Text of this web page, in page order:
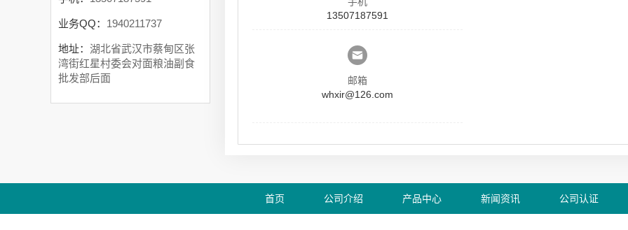
业务QQ： 1940211737
地址： 湖北省武汉市蔡甸区张
湾街红星村委会对面粮油副食
批发部后面
13507187591
邮箱
whxir@126.com
首页 公司介绍 产品中心 新闻资讯 公司认证